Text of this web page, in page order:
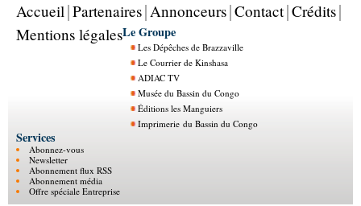
Accueil Partenaires Annonceurs Contact Crédits
Mentions légalesLe Groupe
Les Dépêches de Brazzaville
Le Courrier de Kinshasa
ADIAC TV
Musée du Bassin du Congo
Éditions les Manguiers
Imprimerie du Bassin du Congo
Services
Abonnez-vous
Newsletter
Abonnement flux RSS
Abonnement média
Offre spéciale Entreprise